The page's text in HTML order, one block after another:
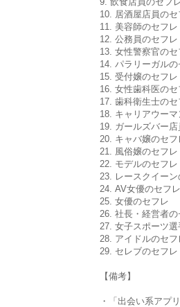
10. 居酒屋店員のセ
11. 美容師のセフレ
12. 公務員のセフレ
13. 女性警察官のセ
14. パラリーガルの
15. 受付嬢のセフレ
16. 女性歯科医のセ
17. 歯科衛生士のセ
18. キャリアウー
19. ガールズバー
20. キャバ嬢のセフ
21. 風俗嬢のセフレ
22. モデルのセフレ
23. レースクイーン
24. AV女優のセフレ
25. 女優のセフレ
26. 社長・経営者の
27. 女子スポーツ
28. アイドルのセフ
29. セレブのセフレ
【備考】
・「出会い系アプ